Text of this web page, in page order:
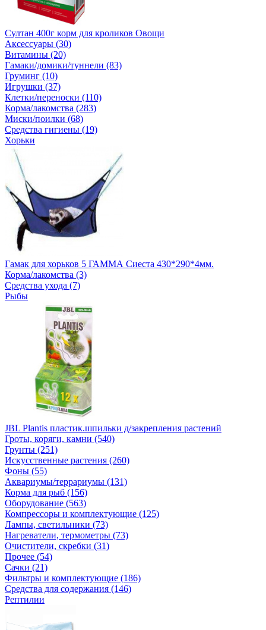
Султан 400г корм для кроликов Овощи
Аксессуары (30)
Витамины (20)
Гамаки/домики/туннели (83)
Груминг (10)
Игрушки (37)
Клетки/переноски (110)
Корма/лакомства (283)
Миски/поилки (68)
Средства гигиены (19)
Хорьки
Гамак для хорьков 5 ГАММА Сиеста 430*290*4мм.
Корма/лакомства (3)
Средства ухода (7)
Рыбы
JBL Plantis пластик.шпильки д/закрепления растений
Гроты, коряги, камни (540)
Грунты (251)
Искусственные растения (260)
Фоны (55)
Аквариумы/террариумы (131)
Корма для рыб (156)
Оборудование (563)
Компрессоры и комплектующие (125)
Лампы, светильники (73)
Нагреватели, термометры (73)
Очистители, скребки (31)
Прочее (54)
Сачки (21)
Фильтры и комплектующие (186)
Средства для содержания (146)
Рептилии